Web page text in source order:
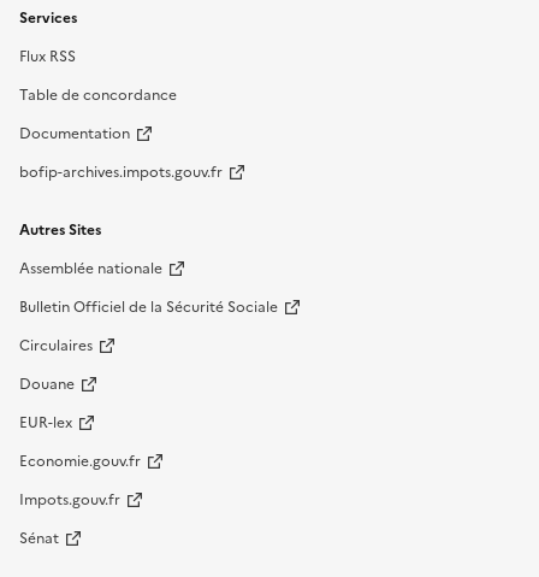
Services
Flux RSS
Table de concordance
Documentation
bofip-archives.impots.gouv.fr
Autres Sites
Assemblée nationale
Bulletin Officiel de la Sécurité Sociale
Circulaires
Douane
EUR-lex
Economie.gouv.fr
Impots.gouv.fr
Sénat